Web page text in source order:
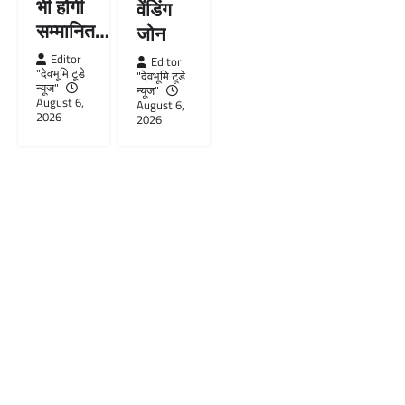
भी होंगी
सम्मानित…
Editor
"देवभूमि टूडे
न्यूज"
August 6,
2026
वेंडिंग
जोन
Editor
"देवभूमि टूडे
न्यूज"
August 6,
2026